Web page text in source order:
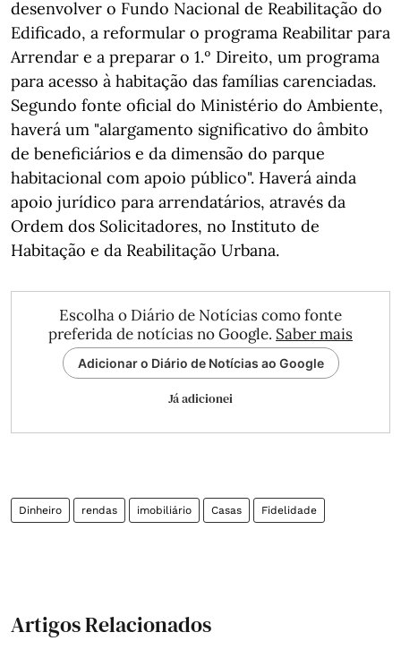
desenvolver o Fundo Nacional de Reabilitação do
Edificado, a reformular o programa Reabilitar para
Arrendar e a preparar o 1.º Direito, um programa
para acesso à habitação das famílias carenciadas.
Segundo fonte oficial do Ministério do Ambiente,
haverá um "alargamento significativo do âmbito
de beneficiários e da dimensão do parque
habitacional com apoio público". Haverá ainda
apoio jurídico para arrendatários, através da
Ordem dos Solicitadores, no Instituto de
Habitação e da Reabilitação Urbana.
Escolha o Diário de Notícias como fonte
preferida de notícias no Google. Saber mais
Adicionar o Diário de Notícias ao Google
Já adicionei
Dinheiro rendas imobiliário Casas Fidelidade
Artigos Relacionados